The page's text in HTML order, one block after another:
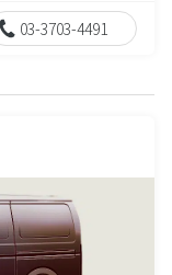
03-3703-4491